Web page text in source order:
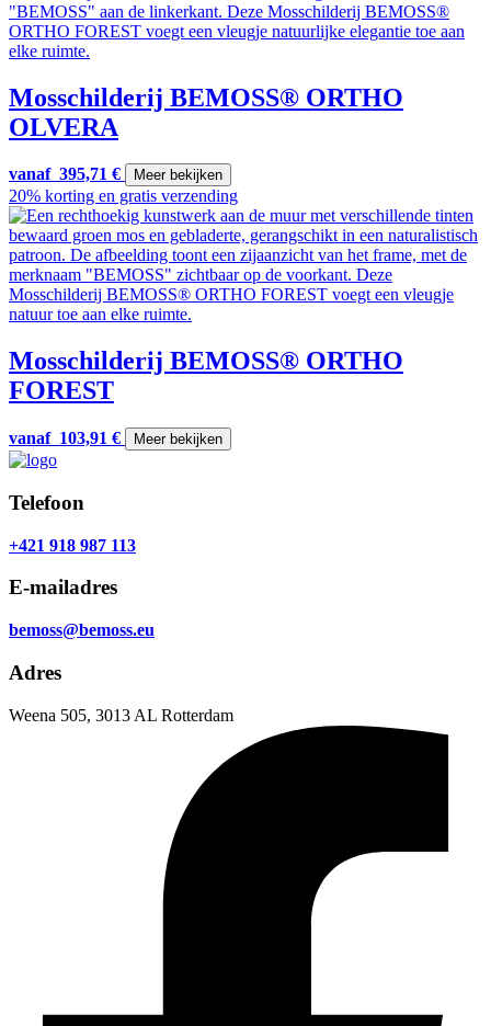
Mosschilderij BEMOSS® ORTHO
OLVERA
vanaf 395,71 € Meer bekijken
20% korting en gratis verzending
Mosschilderij BEMOSS® ORTHO
FOREST
vanaf 103,91 € Meer bekijken
Telefoon
+421 918 987 113
E-mailadres
bemoss@bemoss.eu
Adres
Weena 505, 3013 AL Rotterdam